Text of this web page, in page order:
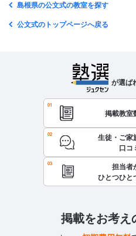
島根県の公文式の教室を探す
公文式のトップページへ戻る
が選ば
掲載教室
生徒・ご家
口コ
担当者
ひとつひと
掲載をお考え